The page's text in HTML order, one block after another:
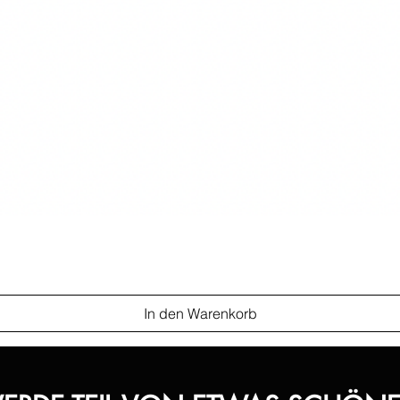
In den Warenkorb